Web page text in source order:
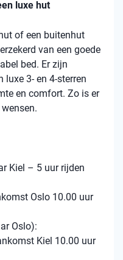
luxe hut
of een buitenhut
van een goede
bed. Er zijn
luxe 3- en 4-sterren
en comfort. Zo is er
Kiel – 5 uur rijden
Oslo 10.00 uur
Oslo):
Kiel 10.00 uur